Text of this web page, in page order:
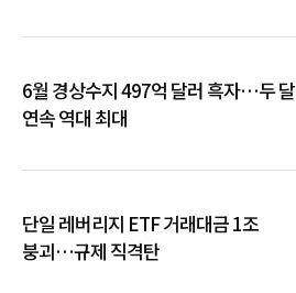
6월 경상수지 497억 달러 흑자…두 달
연속 역대 최대
단일 레버리지 ETF 거래대금 1조
붕괴…규제 직격탄